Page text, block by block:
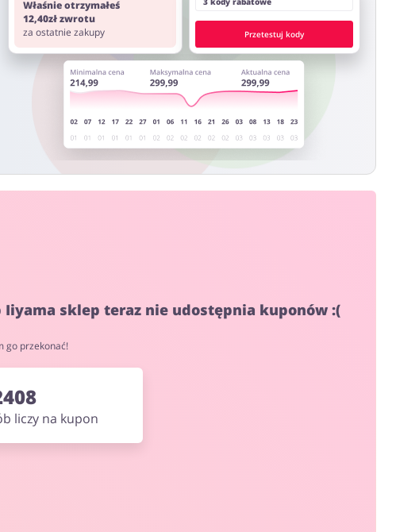
Właśnie otrzymałeś
12,40zł zwrotu
za ostatnie zakupy
Przetestuj kody
sklep teraz nie udostępnia kuponów :(
go przekonać!
liczy na kupon